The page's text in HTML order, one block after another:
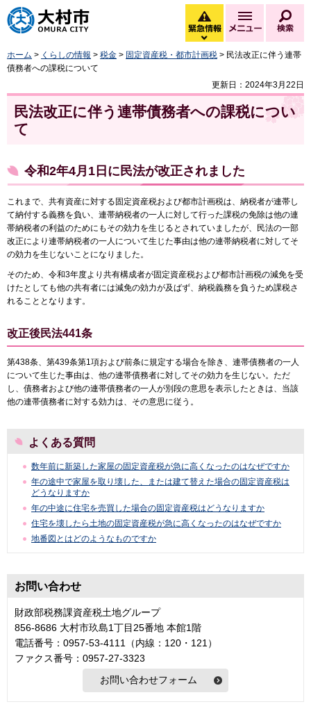
大村市
緊急情報
緊急情報を開く
メニュー
ホーム > くらしの情報 > 税金 > 固定資産税・都市計画税 > 民法改正に伴う連帯
債務者への課税について
更新日：2024年3月22日
民法改正に伴う連帯債務者への課税につい
て
令和2年4月1日に民法が改正されました
これまで、共有資産に対する固定資産税および都市計画税は、納税者が連帯し
て納付する義務を負い、連帯納税者の一人に対して行った課税の免除は他の連
帯納税者の利益のためにもその効力を生じるとされていましたが、民法の一部
改正により連帯納税者の一人について生じた事由は他の連帯納税者に対してそ
の効力を生じないことになりました。
そのため、令和3年度より共有構成者が固定資産税および都市計画税の減免を受
けたとしても他の共有者には減免の効力が及ばず、納税義務を負うため課税さ
れることとなります。
改正後民法441条
第438条、第439条第1項および前条に規定する場合を除き、連帯債務者の一人
について生じた事由は、他の連帯債務者に対してその効力を生じない。ただ
し、債務者および他の連帯債務者の一人が別段の意思を表示したときは、当該
他の連帯債務者に対する効力は、その意思に従う。
よくある質問
数年前に新築した家屋の固定資産税が急に高くなったのはなぜですか
年の途中で家屋を取り壊した、または建て替えた場合の固定資産税は
どうなりますか
年の中途に住宅を売買した場合の固定資産税はどうなりますか
住宅を壊したら土地の固定資産税が急に高くなったのはなぜですか
地番図とはどのようなものですか
お問い合わせ
財政部税務課資産税土地グループ
856-8686 大村市玖島1丁目25番地 本館1階
電話番号：0957-53-4111（内線：120・121）
ファクス番号：0957-27-3323